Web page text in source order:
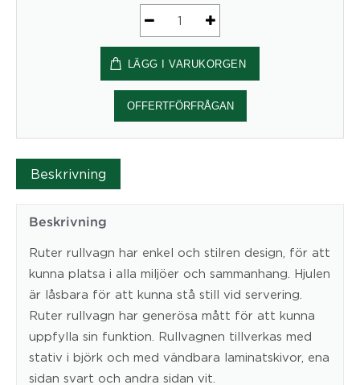
Rullvagnen
Ruter
275
mängd
LÄGG I VARUKORGEN
OFFERTFÖRFRÅGAN
Beskrivning
Beskrivning
Ruter rullvagn har enkel och stilren design, för att
kunna platsa i alla miljöer och sammanhang. Hjulen
är låsbara för att kunna stå still vid servering.
Ruter rullvagn har generösa mått för att kunna
uppfylla sin funktion. Rullvagnen tillverkas med
stativ i björk och med vändbara laminatskivor, ena
sidan svart och andra sidan vit.